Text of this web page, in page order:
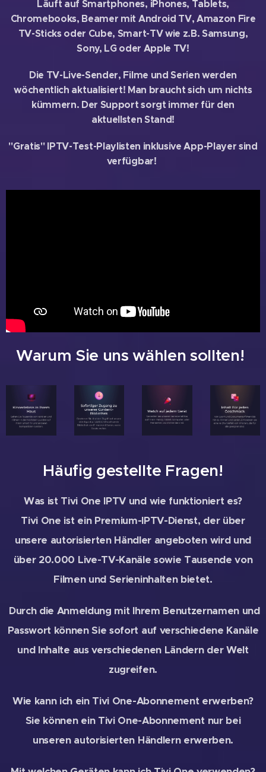
Läuft auf Smartphones, iPhones, Tablets,
Chromebooks, Beamer mit Android TV, Amazon Fire
TV-Sticks oder Cube, Smart-TV wie z.B. Samsung,
Sony, LG oder Apple TV!
Die TV-Live-Sender, Filme und Serien werden
wöchentlich aktualisiert! Man braucht sich um nichts
kümmern. Der Support sorgt immer für den
aktuellsten Stand!
"Gratis" IPTV-Test-Playlisten inklusive App-Player sind
verfügbar!
Warum Sie uns wählen sollten!
Häufig gestellte Fragen!
Was ist Tivi One IPTV und wie funktioniert es?
Tivi One ist ein Premium-IPTV-Dienst, der über
unsere autorisierten Händler angeboten wird und
über 20.000 Live-TV-Kanäle sowie Tausende von
Filmen und Serieninhalten bietet.
Durch die Anmeldung mit Ihrem Benutzernamen und
Passwort können Sie sofort auf verschiedene Kanäle
und Inhalte aus verschiedenen Ländern der Welt
zugreifen.
Wie kann ich ein Tivi One-Abonnement erwerben?
Sie können ein Tivi One-Abonnement nur bei
unseren autorisierten Händlern erwerben.